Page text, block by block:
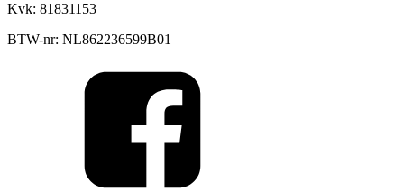
Kvk: 81831153
BTW-nr: NL862236599B01